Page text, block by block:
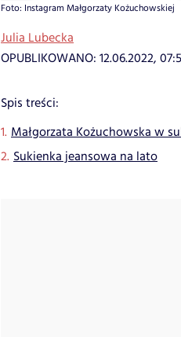
Foto: Instagram Małgorzaty Kożuchowskiej
Julia Lubecka
OPUBLIKOWANO: 12.06.2022,
Spis treści:
Małgorzata Kożuchowska w
Sukienka jeansowa na lato